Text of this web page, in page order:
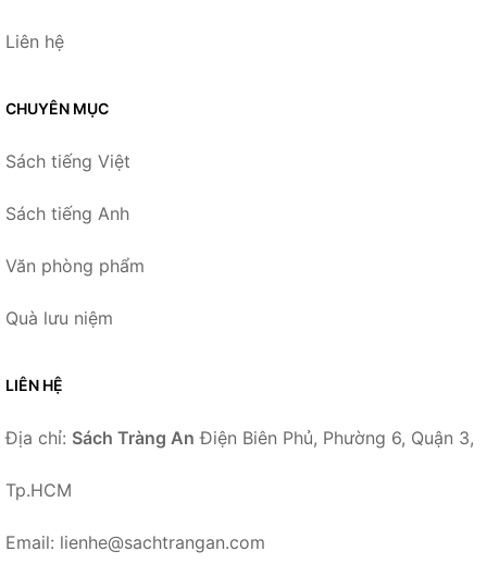
Liên hệ
CHUYÊN MỤC
Sách tiếng Việt
Sách tiếng Anh
Văn phòng phẩm
Quà lưu niệm
LIÊN HỆ
Địa chỉ: Sách Tràng An Điện Biên Phủ, Phường 6, Quận 3,
Tp.HCM
Email: lienhe@sachtrangan.com